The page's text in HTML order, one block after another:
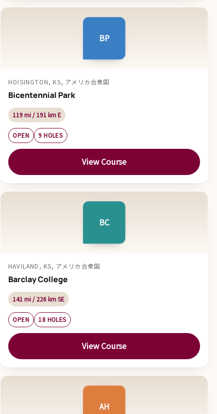
BP
HOISINGTON, KS, アメリカ合衆国
Bicentennial Park
119 mi / 191 km E
OPEN 9 HOLES
View Course
BC
HAVILAND, KS, アメリカ合衆国
Barclay College
141 mi / 226 km SE
OPEN 18 HOLES
View Course
AH